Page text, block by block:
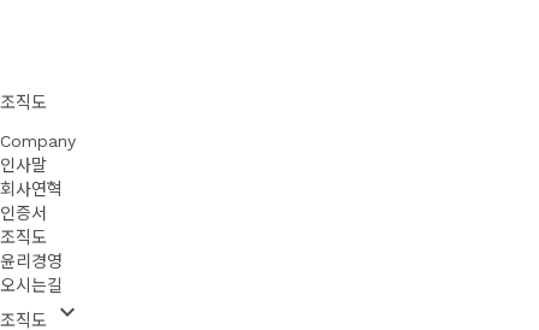
조직도
Company
인사말
회사연혁
인증서
조직도
윤리경영
오시는길
조직도
keyboard_arrow_down